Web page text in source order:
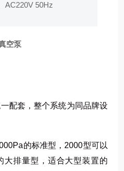
AC220V 50Hz
空泵
配套，整个系统为同品牌设
的标准型，2000型可以
大排量型，适合大型装置的